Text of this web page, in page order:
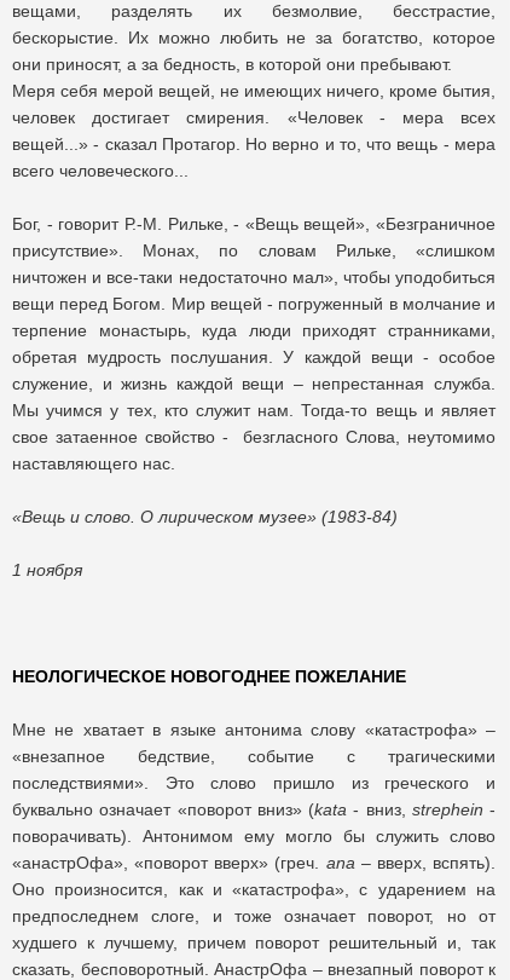
вещами, разделять их безмолвие, бесстрастие,
бескорыстие. Их можно любить не за богатство, которое
они приносят, а за бедность, в которой они пребывают.
Меря себя мерой вещей, не имеющих ничего, кроме бытия,
человек достигает смирения. «Человек - мера всех
вещей...» - сказал Протагор. Но верно и то, что вещь - мера
всего человеческого...
Бог, - говорит Р.-М. Рильке, - «Вещь вещей», «Безграничное
присутствие». Монах, по словам Рильке, «слишком
ничтожен и все-таки недостаточно мал», чтобы уподобиться
вещи перед Богом. Мир вещей - погруженный в молчание и
терпение монастырь, куда люди приходят странниками,
обретая мудрость послушания. У каждой вещи - особое
служение, и жизнь каждой вещи – непpестанная служба.
Мы учимся у тех, кто служит нам. Тогда-то вещь и являет
свое затаенное свойство - безгласного Слова, неутомимо
наставляющего нас.
«Вещь и слово. О лирическом музее» (1983-84)
1 ноября
НЕОЛОГИЧЕСКОЕ НОВОГОДНЕЕ ПОЖЕЛАНИЕ
Мне не хватает в языке антонима слову «катастрофа» –
«внезапное бедствие, событие с трагическими
последствиями». Это слово пришло из греческого и
буквально означает «поворот вниз» (kata - вниз, strephein -
поворачивать). Антонимом ему могло бы служить слово
«анастрОфа», «поворот вверх» (греч. ana – вверх, вспять).
Оно произносится, как и «катастрофа», с ударением на
предпоследнем слоге, и тоже означает поворот, но от
худшего к лучшему, причем поворот решительный и, так
сказать, бесповоротный. АнастрОфа – внезапный поворот к